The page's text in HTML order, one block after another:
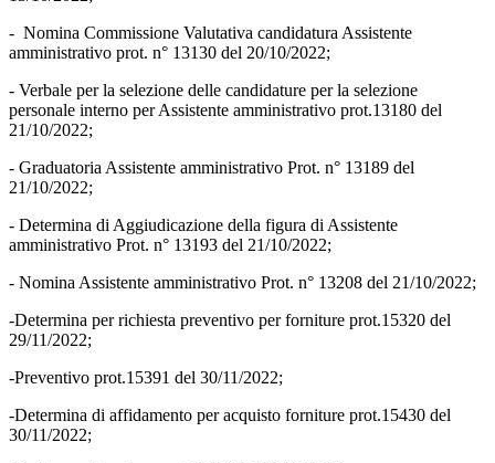
- Nomina Commissione Valutativa candidatura Assistente
amministrativo prot. n° 13130 del 20/10/2022;
- Verbale per la selezione delle candidature per la selezione
personale interno per Assistente amministrativo prot.13180 del
21/10/2022;
- Graduatoria Assistente amministrativo Prot. n° 13189 del
21/10/2022;
- Determina di Aggiudicazione della figura di Assistente
amministrativo Prot. n° 13193 del 21/10/2022;
- Nomina Assistente amministrativo Prot. n° 13208 del 21/10/2022;
-Determina per richiesta preventivo per forniture prot.15320 del
29/11/2022;
-Preventivo prot.15391 del 30/11/2022;
-Determina di affidamento per acquisto forniture prot.15430 del
30/11/2022;